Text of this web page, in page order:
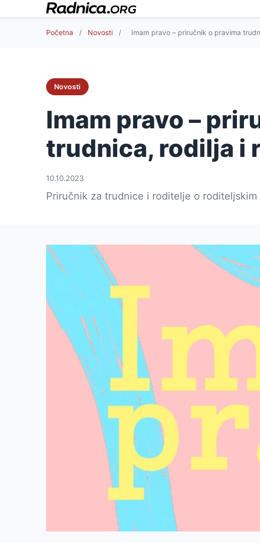
Početna / Novosti / Imam pravo – priručnik o pravima
Novosti
Imam pravo –
trudnica, rodilja i
10.10.2023
Priručnik za trudnice i roditelje o roditeljskim